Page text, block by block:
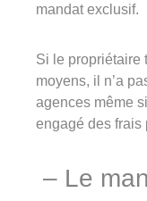
mandat exclusif.
Si le propriétaire
moyens, il n’a
agences même
engagé des frais
– Le